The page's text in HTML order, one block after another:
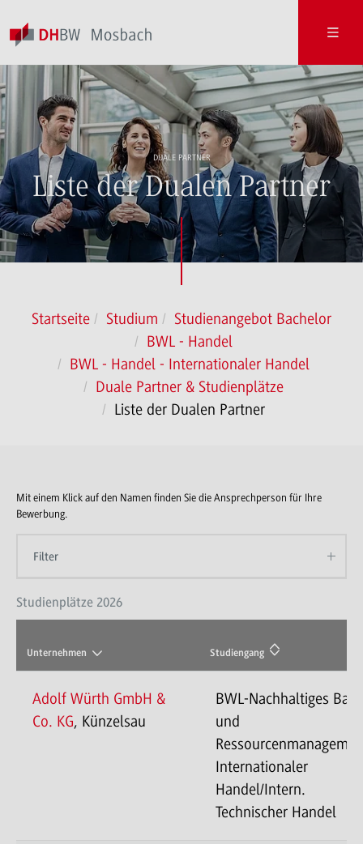
DUALE PARTNER
Liste der Dualen Partner
Startseite Studium
Studienangebot Bachelor
BWL - Handel
BWL - Handel - Internationaler Handel
Duale Partner & Studienplätze
Liste der Dualen Partner
Mit einem Klick auf den Namen finden Sie die Ansprechperson für Ihre
Bewerbung.
Filter
Studienplätze 2026
Unternehmen Studiengang
Adolf Würth GmbH &
Co. KG, Künzelsau
BWL-Nachhaltiges
und
Internationaler
Handel/Intern.
Technischer Handel